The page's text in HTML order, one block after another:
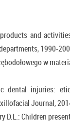
and
1990-
w
dental injuries:
Journal,
D.L.: Children